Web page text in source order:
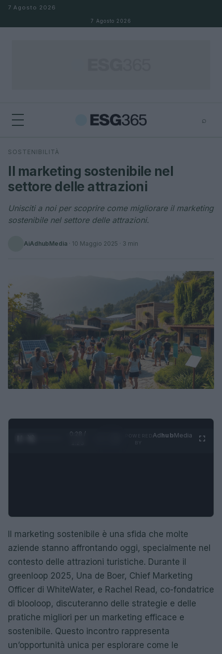
Salta al contenuto
7 Agosto 2026
7 Agosto 2026
⌕
Cerca
SOSTENIBILITÀ
Il marketing sostenibile nel
settore delle attrazioni
Unisciti a noi per scoprire come migliorare il marketing
sostenibile nel settore delle attrazioni.
AiAdhubMedia · 10 Maggio 2025 · 3 min
0:29 /
AdhubMedia
Il marketing sostenibile è una sfida che molte
aziende stanno affrontando oggi, specialmente nel
contesto delle attrazioni turistiche. Durante il
greenloop 2025, Una de Boer, Chief Marketing
Officer di WhiteWater, e Rachel Read, co-fondatrice
di blooloop, discuteranno delle strategie e delle
pratiche migliori per un marketing efficace e
sostenibile. Questo incontro rappresenta
un’opportunità unica per esplorare come le